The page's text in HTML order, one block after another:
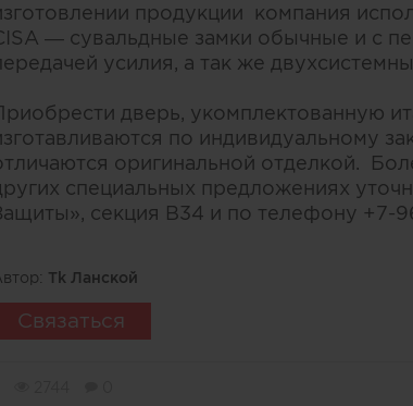
продукции компания
— сувальдные замки обычные и с
усилия, а так же
дверь, укомплектованную
по индивидуальному
оригинальной отделкой.
специальных предложениях
секция В34 и по телефону +7-
Тk Ланской
Связаться